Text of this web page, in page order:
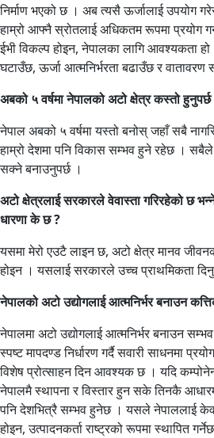
निर्माण भएको छ । अब त्यसै ऊर्जालाई उपयोग
हाम्रो आफ्नै स्रोतलाई अधिकतम रूपमा प्रयोग
ईभी विकल्प होइन, नेपालका लागि आवश्यकता
घटाउँछ, ऊर्जा आत्मनिर्भरता बढाउँछ र वातावरण
अबको ५ वर्षमा नेपालको अटो क्षेत्र कस्तो
नेपाल अबको ५ वर्षमा यस्तो बनोस् जहाँ सबै
हाम्रो देशमा पनि विकास सम्भव हुने रहेछ ।
सक्ने बनाउनुपर्छ ।
अटो क्षेत्रलाई सरकारले वेवास्ता गरिरहेको छ
धारणा के छ ?
यसमा मेरो एउटै लाइन छ, अटो क्षेत्र मानव
होइन । यसलाई सरकारले उच्च प्राथमिकता
नेपालको अटो उद्योगलाई आत्मनिर्भर बनाउन
नेपालमा अटो उद्योगलाई आत्मनिर्भर बनाउन
स्पष्ट मापदण्ड निर्धारण गर्दै सवारी साधनमा
विशेष प्रोत्साहन दिन आवश्यक छ । यदि
नेपालमै स्थापना र विस्तार हुन सके तिनकै
पनि देशभित्रै सम्भव हुनेछ । यसले नेपाललाई
होइन, उत्पादनकर्ता राष्ट्रको रूपमा स्थापित